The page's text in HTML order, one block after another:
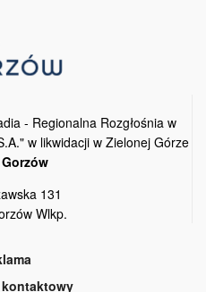
- Regionalna Rozgłośnia w
w likwidacji w Zielonej Górze
131
Wlkp.